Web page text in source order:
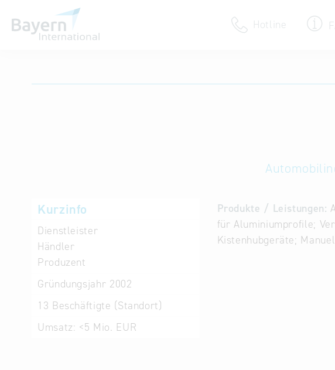
Hotline
Eintrag
der
Kurzinfo
Dienstleister
Händler
Produzent
Gründungsjahr 2002
13 Beschäftigte (Standort)
Umsatz: <5 Mio. EUR
Produkte / Leistungen:
für Aluminiumprofile;
Kistenhubgeräte;